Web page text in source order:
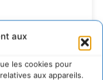
aux
les cookies pour
aux appareils.